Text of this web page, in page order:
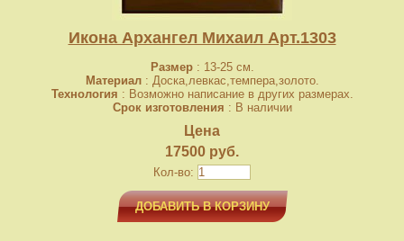
Икона Архангел Михаил Арт.1303
Размер: 13-25 см.
Материал: Доска,левкас,темпера,золото.
Технология : Возможно написание в других размерах.
Срок изготовления : В наличии
Цена
17500 руб.
Кол-во:
ДОБАВИТЬ В КОРЗИНУ